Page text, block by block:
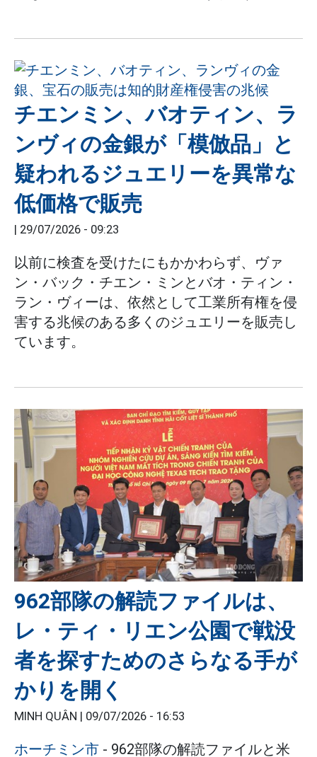
チエンミン、バオティン、ラ
ンヴィの金銀が「模倣品」と
疑われるジュエリーを異常な
低価格で販売
| 29/07/2026 - 09:23
以前に検査を受けたにもかかわらず、ヴァ
ン・バック・チエン・ミンとバオ・ティン・
ラン・ヴィーは、依然として工業所有権を侵
害する兆候のある多くのジュエリーを販売し
ています。
962部隊の解読ファイルは、
レ・ティ・リエン公園で戦没
者を探すためのさらなる手が
かりを開く
MINH QUÂN | 09/07/2026 - 16:53
ホーチミン市 - 962部隊の解読ファイルと米